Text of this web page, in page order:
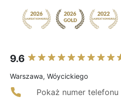
9.6
Warszawa, Wóycickiego
Pokaż numer telefonu